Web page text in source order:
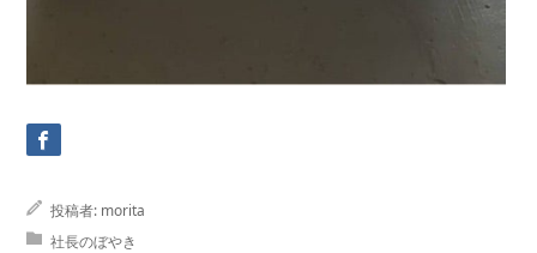
投稿者: morita
社長のぼやき